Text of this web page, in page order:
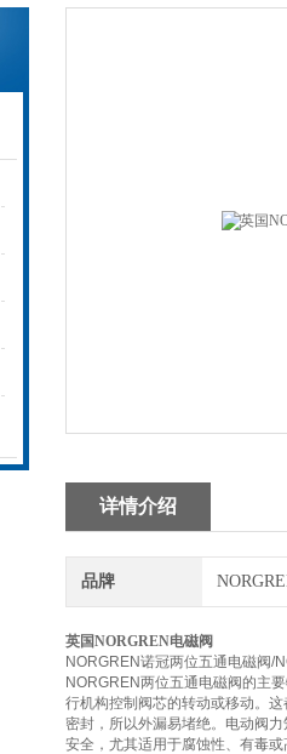
详情介绍
品牌
英国NORGREN电磁阀
NORGREN诺冠两位五通电磁阀/
NORGREN两位五通电磁阀的主
行机构控制阀芯的转动或移动。
密封，所以外漏易堵绝。电动阀
安全，尤其适用于腐蚀性、有毒